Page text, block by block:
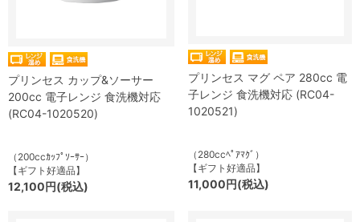
プリンセス カップ&ソーサー
200cc 電子レンジ 食洗機対応
(RC04-1020520)
（200ccｶｯﾌﾟｿｰｻｰ）
【ギフト好適品】
12,100円(税込)
プリンセス マグ ペア 280cc 電
子レンジ 食洗機対応 (RC04-
1020521)
（280ccﾍﾟｱﾏｸﾞ）
【ギフト好適品】
11,000円(税込)